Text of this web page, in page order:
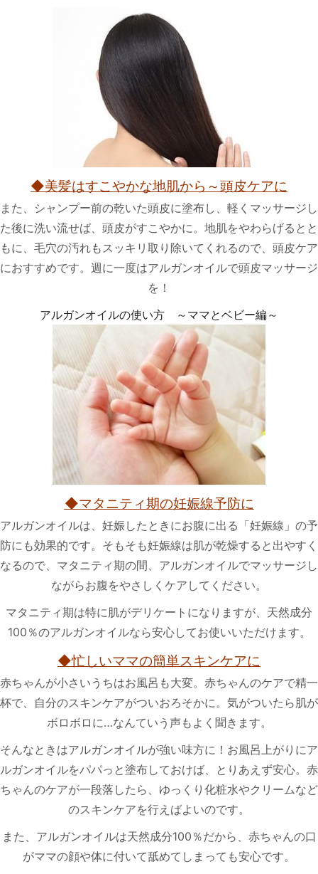
◆美髪はすこやかな地肌から～頭皮ケアに
また、シャンプー前の乾いた頭皮に塗布し、軽くマッサージし
た後に洗い流せば、頭皮がすこやかに。地肌をやわらげるとと
もに、毛穴の汚れもスッキリ取り除いてくれるので、頭皮ケア
におすすめです。週に一度はアルガンオイルで頭皮マッサージ
を！
アルガンオイルの使い方 ～ママとベビー編～
◆マタニティ期の妊娠線予防に
アルガンオイルは、妊娠したときにお腹に出る「妊娠線」の予
防にも効果的です。そもそも妊娠線は肌が乾燥すると出やすく
なるので、マタニティ期の間、アルガンオイルでマッサージし
ながらお腹をやさしくケアしてください。
マタニティ期は特に肌がデリケートになりますが、天然成分
100％のアルガンオイルなら安心してお使いいただけます。
◆忙しいママの簡単スキンケアに
赤ちゃんが小さいうちはお風呂も大変。赤ちゃんのケアで精一
杯で、自分のスキンケアがついおろそかに。気がついたら肌が
ボロボロに…なんていう声もよく聞きます。
そんなときはアルガンオイルが強い味方に！お風呂上がりにア
ルガンオイルをパパっと塗布しておけば、とりあえず安心。赤
ちゃんのケアが一段落したら、ゆっくり化粧水やクリームなど
のスキンケアを行えばよいのです。
また、アルガンオイルは天然成分100％だから、赤ちゃんの口
がママの顔や体に付いて舐めてしまっても安心です。